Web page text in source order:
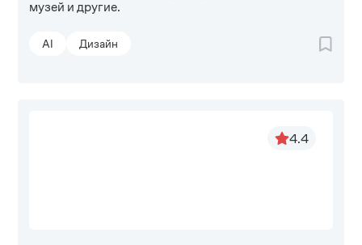
музей и другие.
AI Дизайн
4.4